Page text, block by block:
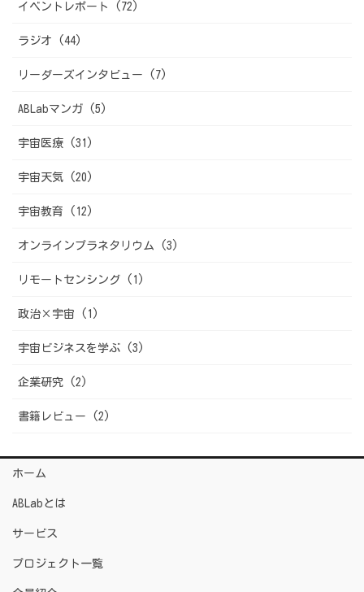
イベントレポート (72)
ラジオ (44)
リーダーズインタビュー (7)
ABLabマンガ (5)
宇宙医療 (31)
宇宙天気 (20)
宇宙教育 (12)
オンラインプラネタリウム (3)
リモートセンシング (1)
政治×宇宙 (1)
宇宙ビジネスを学ぶ (3)
企業研究 (2)
書籍レビュー (2)
ホーム
ABLabとは
サービス
プロジェクト一覧